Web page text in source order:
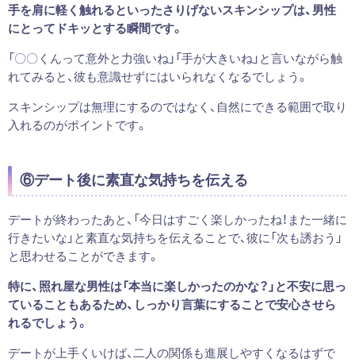
手を肩に軽く触れるといったさりげないスキンシップは、男性
にとってドキッとする瞬間です。
「〇〇くんって意外と力強いね」「手が大きいね」と言いながら触
れてみると、彼も意識せずにはいられなくなるでしょう。
スキンシップは無理にするのではなく、自然にできる範囲で取り
入れるのがポイントです。
⑥デート後に素直な気持ちを伝える
デートが終わったあと、「今日はすごく楽しかったね！また一緒に
行きたいな」と素直な気持ちを伝えることで、彼に「次も誘おう」
と思わせることができます。
特に、照れ屋な男性は「本当に楽しかったのかな？」と不安に思っ
ていることもあるため、しっかり言葉にすることで安心させら
れるでしょう。
デートが上手くいけば、二人の関係も進展しやすくなるはずで